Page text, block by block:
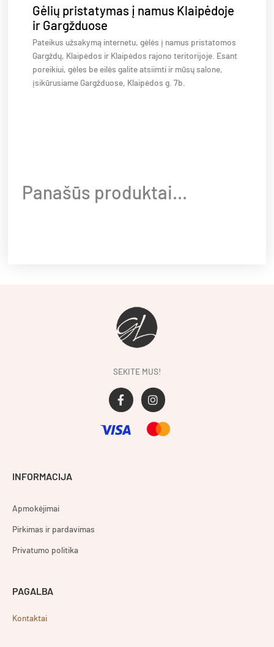
Gėlių pristatymas į namus Klaipėdoje
ir Gargžduose
Pateikus užsakymą internetu, gėlės į namus pristatomos
Gargždų, Klaipėdos ir Klaipėdos rajono teritorijoje. Esant
poreikiui, gėles be eilės galite atsiimti ir mūsų salone,
įsikūrusiame Gargžduose, Klaipėdos g. 7b.
Panašūs produktai...
SEKITE MUS!
F
a
c
e
I
n
s
t
INFORMACIJA
Apmokėjimai
Pirkimas ir pardavimas
Privatumo politika
PAGALBA
Kontaktai